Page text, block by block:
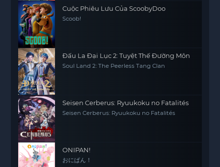
Cuộc Phiêu Lưu Của ScoobyDoo
Scoob!
Đấu La Đại Lục 2: Tuyệt Thế Đường Môn
Soul Land 2: The Peerless Tang Clan
Seisen Cerberus: Ryuukoku no Fatalités
Seisen Cerberus: Ryuukoku no Fatalités
ONIPAN!
おにぱん！